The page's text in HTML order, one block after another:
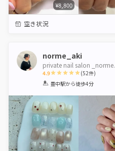
¥8,800
空き状況
norme_aki
private nail salon _norme.
4.9
1 2 3 4 5
(52件)
豊中駅から徒歩4分